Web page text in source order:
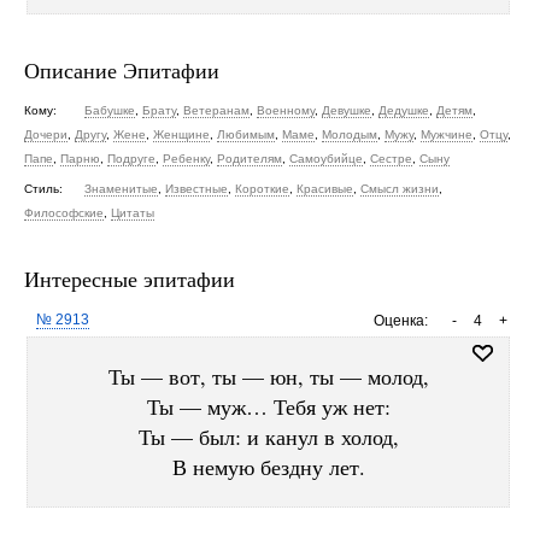
Описание Эпитафии
Кому: Бабушке Брату, Ветеранам Военному, Девушке Дедушке Детям
Дочери
Другу, Жене Женщине Любимым Маме Молодым Мужу, Мужчине Отцу,
Папе
Парню Подруге Ребенку, Родителям Самоубийце Сестре Сыну
Стиль: Знаменитые Известные Короткие Красивые Смысл жизни
Философские
Цитаты
Интересные эпитафии
Оценка: +
4
-
№ 2913
Ты — вот, ты — юн, ты — молод,
Ты — муж… Тебя уж нет:
Ты — был: и канул в холод,
В немую бездну лет.